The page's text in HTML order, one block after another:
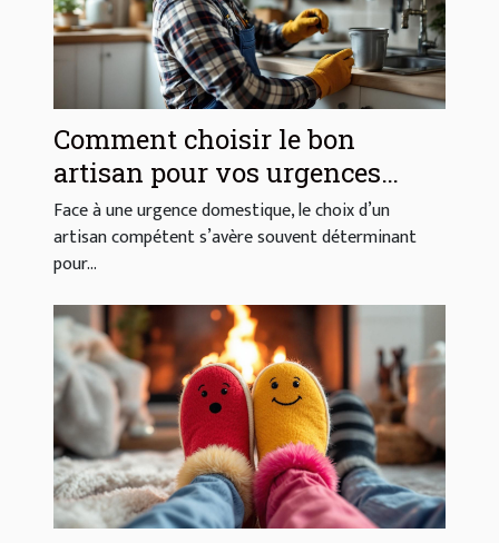
Comment choisir le bon
artisan pour vos urgences
domestiques ?
Face à une urgence domestique, le choix d’un
artisan compétent s’avère souvent déterminant
pour...